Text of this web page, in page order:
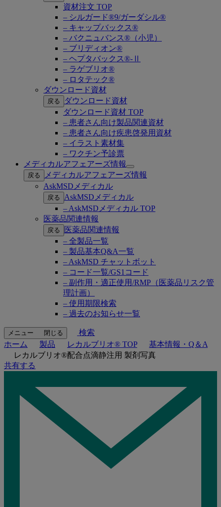
資材注文 TOP
– シルガード®9/ガーダシル®
– キャップバックス®
– バクニュバンス®（小児）
– ブリディオン®
– ヘプタバックス®-Ⅱ
– ラゲブリオ®
– ロタテック®
ダウンロード資材
戻る
ダウンロード資材
ダウンロード資材 TOP
– 患者さん向け製品関連資材
– 患者さん向け疾患啓発用資材
– イラスト素材集
– ワクチン予診票
メディカルアフェアーズ情報
Open
submenu
戻る
メディカルアフェアーズ情報
AskMSDメディカル
戻る
AskMSDメディカル
– AskMSDメディカル TOP
医薬品関連情報
戻る
医薬品関連情報
– 全製品一覧
– 製品基本Q&A一覧
– AskMSD チャットボット
– コード一覧/GS1コード
– 副作用・適正使用/RMP（医薬品リスク管
理計画）
– 使用期限検索
– 過去のお知らせ一覧
メニュー 閉じる
検索
ホーム
製品 レカルブリオ® TOP
基本情報・Q＆A
レカルブリオ®配合点滴静注用 製剤写真
共有する